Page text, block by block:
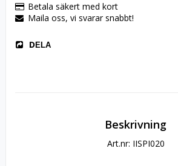
Betala säkert med kort
Maila oss, vi svarar snabbt!
DELA
Beskrivning
Art.nr: IISPI020